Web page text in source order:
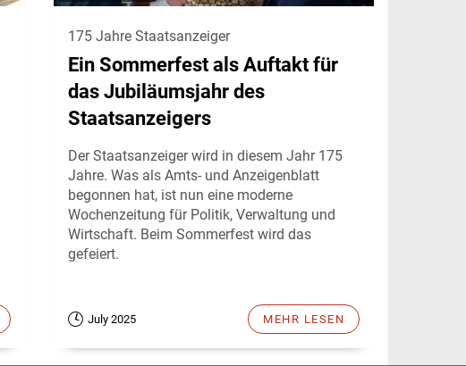
175 Jahre Staatsanzeiger
Ein Sommerfest als Auftakt für
das Jubiläumsjahr des
Staatsanzeigers
Der Staatsanzeiger wird in diesem Jahr 175
Jahre. Was als Amts- und Anzeigenblatt
begonnen hat, ist nun eine moderne
Wochenzeitung für Politik, Verwaltung und
Wirtschaft. Beim Sommerfest wird das
gefeiert.
July 2025 MEHR LESEN